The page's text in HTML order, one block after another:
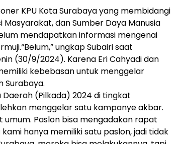
KPU Kota Surabaya yang membidangi
Masyarakat, dan Sumber Daya Manusia
mendapatkan informasi mengenai
ungkap Subairi saat
(30/9/2024). Karena Eri Cahyadi dan
kebebasan untuk menggelar
Surabaya.
Daerah (Pilkada) 2024 di tingkat
menggelar satu kampanye akbar.
umum. Paslon bisa mengadakan rapat
hanya memiliki satu paslon, jadi tidak